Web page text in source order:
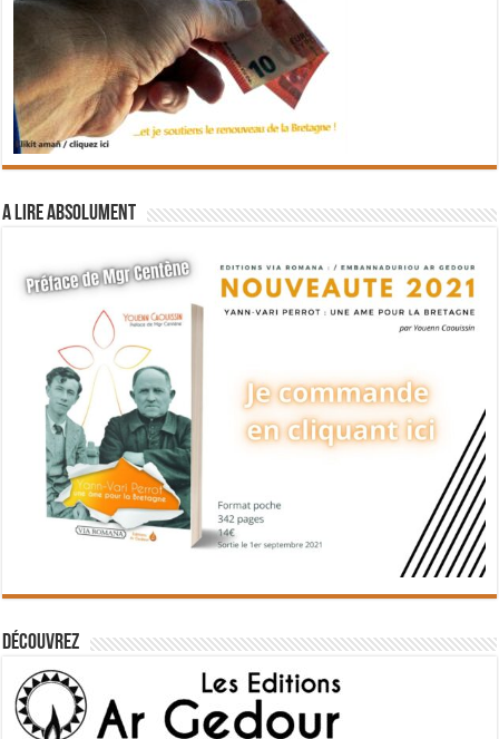
A lire absolument
Découvrez